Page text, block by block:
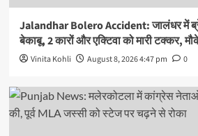
Jalandhar Bolero Accident: जालंधर में
बेकाबू, 2 कारों और एक्टिवा को मारी टक्कर,
Vinita Kohli August 8, 2026 4:47 pm 0